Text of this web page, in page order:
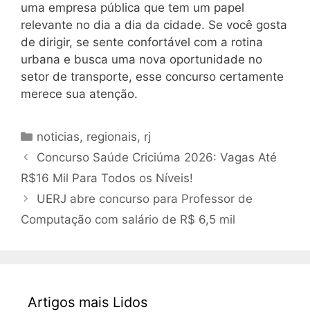
uma empresa pública que tem um papel
relevante no dia a dia da cidade. Se você gosta
de dirigir, se sente confortável com a rotina
urbana e busca uma nova oportunidade no
setor de transporte, esse concurso certamente
merece sua atenção.
Categorias
noticias, regionais, rj
Concurso Saúde Criciúma 2026: Vagas Até
R$16 Mil Para Todos os Níveis!
UERJ abre concurso para Professor de
Computação com salário de R$ 6,5 mil
Artigos mais Lidos